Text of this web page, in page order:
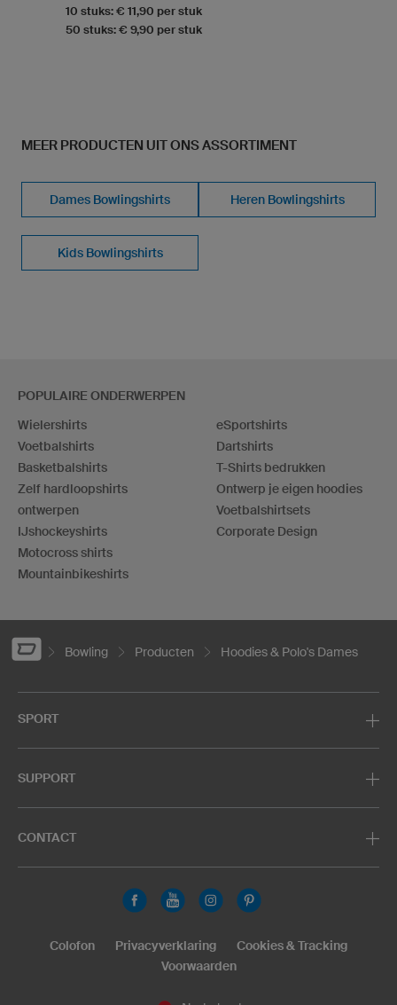
10 stuks: € 11,90 per stuk
50 stuks: € 9,90 per stuk
MEER PRODUCTEN UIT ONS ASSORTIMENT
Dames Bowlingshirts Heren Bowlingshirts
Kids Bowlingshirts
POPULAIRE ONDERWERPEN
Wielershirts
Voetbalshirts
Basketbalshirts
Zelf hardloopshirts
ontwerpen
IJshockeyshirts
Motocross shirts
Mountainbikeshirts
eSportshirts
Dartshirts
T-Shirts bedrukken
Ontwerp je eigen hoodies
Voetbalshirtsets
Corporate Design
Bowling Producten Hoodies & Polo's Dames
SPORT
SUPPORT
CONTACT
Colofon Privacyverklaring
Cookies & Tracking
Voorwaarden